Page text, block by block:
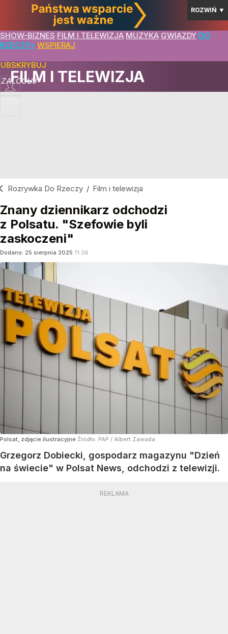
ROZWIŃ ▼
SHOW-BIZNES FILM I TELEWIZJA MUZYKA GWIAZDY DO
RZECZY+ WSPIERAJ
ZALOGUJ
FILM I TELEWIZJA
Rozrywka Do Rzeczy / Film i telewizja
Znany dziennikarz odchodzi
z Polsatu. "Szefowie byli
zaskoczeni"
Dodano: 25 sierpnia 2025 11:26
Polsat, zdjęcie ilustracyjne Źródło: PAP / Albert Zawada
Grzegorz Dobiecki, gospodarz magazynu "Dzień
na świecie" w Polsat News, odchodzi z telewizji.